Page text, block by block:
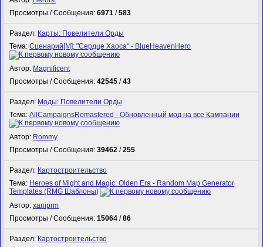
Просмотры / Сообщения:6971 /583
Раздел: Карты: Повелители Орды
Тема:Сценарий[M]: "Сердце Хаоса" - BlueHeavenHero
Автор: Magnificent
Просмотры / Сообщения:42545 /43
Раздел: Моды: Повелители Орды
Тема:AllCampaignsRemastered - Обновленный мод на все Кампании
Автор: Rommy
Просмотры / Сообщения:39462 /255
Раздел: Картостроительство
Тема: Heroes of Might and Magic: Olden Era - Random Map Generator
Templates (RMG Шаблоны)
Автор:xaniprm
Просмотры / Сообщения:15064 /86
Раздел: Картостроительство